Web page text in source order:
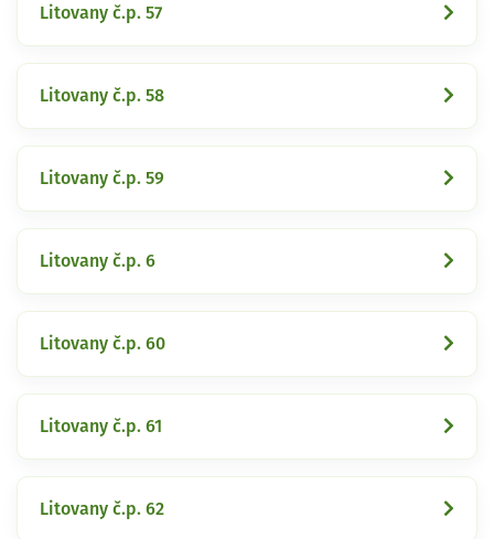
Litovany č.p. 57
Litovany č.p. 58
Litovany č.p. 59
Litovany č.p. 6
Litovany č.p. 60
Litovany č.p. 61
Litovany č.p. 62